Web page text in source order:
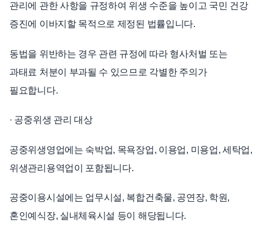
관리에 관한 사항을 규정하여 위생 수준을 높이고 국민 건강
증진에 이바지할 목적으로 제정된 법률입니다.
동법을 위반하는 경우 관련 규정에 따라 형사처벌 또는
과태료 처분이 부과될 수 있으므로 각별한 주의가
필요합니다.
· 공중위생 관리 대상
공중위생영업에는 숙박업, 목욕장업, 이용업, 미용업, 세탁업,
위생관리용역업이 포함됩니다.
공중이용시설에는 업무시설, 복합건축물, 공연장, 학원,
혼인예식장, 실내체육시설 등이 해당됩니다.